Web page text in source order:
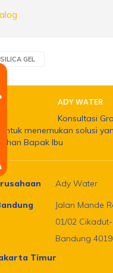
SILICA GEL
ADY WATER
Konsultasi
untuk menemukan solusi
Bapak Ibu
Ady Water
Jalan Mande
01/02
Bandung
Timur